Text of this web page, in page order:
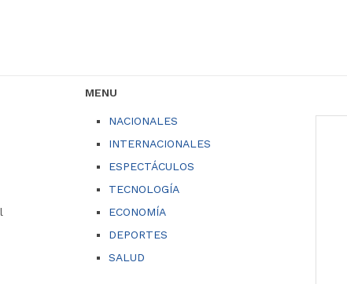
MENU
NACIONALES
INTERNACIONALES
ESPECTÁCULOS
TECNOLOGÍA
ECONOMÍA
DEPORTES
SALUD